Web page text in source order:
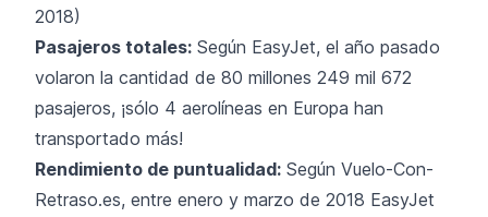
2018)
Pasajeros totales: Según EasyJet, el año pasado
volaron la cantidad de 80 millones 249 mil 672
pasajeros, ¡sólo 4 aerolíneas en Europa han
transportado más!
Rendimiento de puntualidad: Según Vuelo-Con-
Retraso.es, entre enero y marzo de 2018 EasyJet